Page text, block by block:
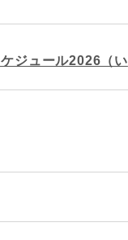
ジュール2026（い